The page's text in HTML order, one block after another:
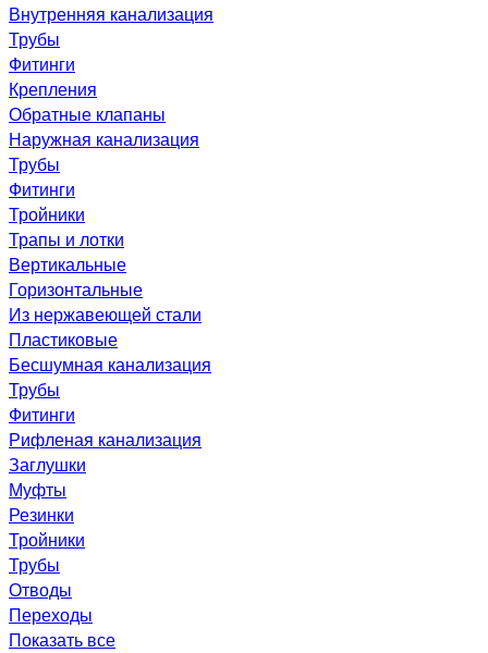
Внутренняя канализация
Трубы
Фитинги
Крепления
Обратные клапаны
Наружная канализация
Трубы
Фитинги
Тройники
Трапы и лотки
Вертикальные
Горизонтальные
Из нержавеющей стали
Пластиковые
Бесшумная канализация
Трубы
Фитинги
Рифленая канализация
Заглушки
Муфты
Резинки
Тройники
Трубы
Отводы
Переходы
Показать все